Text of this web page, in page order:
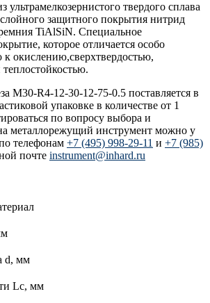
ультрамелкозернистого твердого сплава
защитного покрытия нитрид
TiAlSiN. Специальное
которое отличается особо
к окислению,сверхтвердостью,
M30-R4-12-30-12-75-0.5 поставляется в
упаковке в количестве от 1
по вопросу выбора и
металлорежущий инструмент можно у
телефонам +7 (495) 998-29-11 и +7 (985)
почте instrument@inhard.ru
d, мм
Lc, мм